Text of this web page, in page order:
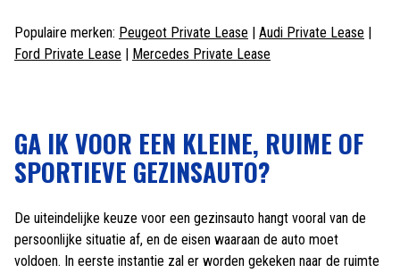
Populaire merken: Peugeot Private Lease Audi Private Lease
Ford Private Lease
Mercedes Private Lease
GA IK VOOR EEN KLEINE, RUIME OF
SPORTIEVE GEZINSAUTO?
De uiteindelijke keuze voor een gezinsauto hangt vooral van de
persoonlijke situatie af, en de eisen waaraan de auto moet
voldoen. In eerste instantie zal er worden gekeken naar de ruimte